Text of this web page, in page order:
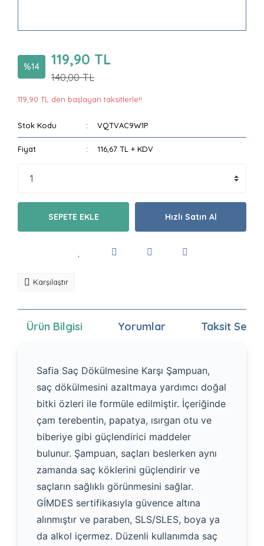
%14 119,90 TL
140,00 TL
119,90 TL den başlayan taksitlerle!!
Stok Kodu VQTVAC9W1P
Fiyat 116,67 TL + KDV
SEPETE EKLE Hızlı Satın Al
Karşılaştır
Ürün Bilgisi Yorumlar Taksit
Safia Saç Dökülmesine Karşı Şampuan,
saç dökülmesini azaltmaya yardımcı doğal
bitki özleri ile formüle edilmiştir. İçeriğinde
çam terebentin, papatya, ısırgan otu ve
biberiye gibi güçlendirici maddeler
bulunur. Şampuan, saçları beslerken aynı
zamanda saç köklerini güçlendirir ve
saçların sağlıklı görünmesini sağlar.
GİMDES sertifikasıyla güvence altına
alınmıştır ve paraben, SLS/SLES, boya ya
da alkol içermez. Düzenli kullanımda saç